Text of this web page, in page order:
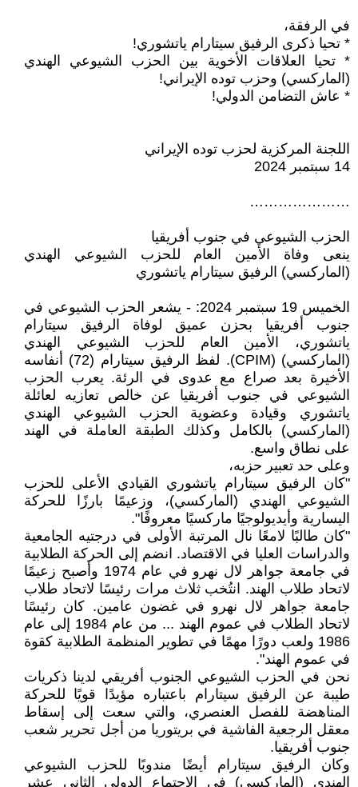
في الرفقة،
* تحيا ذكرى الرفيق سيتارام ياتشوري!
* تحيا العلاقات الأخوية بين الحزب الشيوعي الهندي
(الماركسي) وحزب توده الإيراني!
* عاش التضامن الدولي!
اللجنة المركزية لحزب توده الإيراني
14 سبتمبر 2024
…………………
الحزب الشيوعي في جنوب أفريقيا
ينعى وفاة الأمين العام للحزب الشيوعي الهندي
(الماركسي) الرفيق سيتارام ياتشوري
الخميس 19 سبتمبر 2024: - يشعر الحزب الشيوعي في
جنوب أفريقيا بحزن عميق لوفاة الرفيق سيتارام
ياتشوري، الأمين العام للحزب الشيوعي الهندي
(الماركسي) (CPIM). لفظ الرفيق سيتارام (72) أنفاسه
الأخيرة بعد صراع مع عدوى في الرئة. يعرب الحزب
الشيوعي في جنوب أفريقيا عن خالص تعازيه لعائلة
ياتشوري وقيادة وعضوية الحزب الشيوعي الهندي
(الماركسي) بالكامل وكذلك الطبقة العاملة في الهند
على نطاق واسع.
وعلى حد تعبير حزبه،
"كان الرفيق سيتارام ياتشوري القيادي الأعلى للحزب
الشيوعي الهندي (الماركسي)، وزعيمًا بارزًا للحركة
اليسارية وأيديولوجيًا ماركسيًا معروفًا".
"كان طالبًا لامعًا نال المرتبة الأولى في درجتيه الجامعية
والدراسات العليا في الاقتصاد. انضم إلى الحركة الطلابية
في جامعة جواهر لال نهرو في عام 1974 وأصبح زعيمًا
لاتحاد طلاب الهند. انتُخب ثلاث مرات رئيسًا لاتحاد طلاب
جامعة جواهر لال نهرو في غضون عامين. كان رئيسًا
لاتحاد الطلاب في عموم الهند ... من عام 1984 إلى عام
1986 ولعب دورًا مهمًا في تطوير المنظمة الطلابية كقوة
في عموم الهند".
نحن في الحزب الشيوعي الجنوب أفريقي لدينا ذكريات
طيبة عن الرفيق سيتارام باعتباره مؤيدًا قويًا للحركة
المناهضة للفصل العنصري، والتي سعت إلى إسقاط
معقل الرجعية الفاشية في بريتوريا من أجل تحرير شعب
جنوب أفريقيا.
وكان الرفيق سيتارام أيضًا مندوبًا للحزب الشيوعي
الهندي (الماركسي) في الاجتماع الدولي الثاني عشر